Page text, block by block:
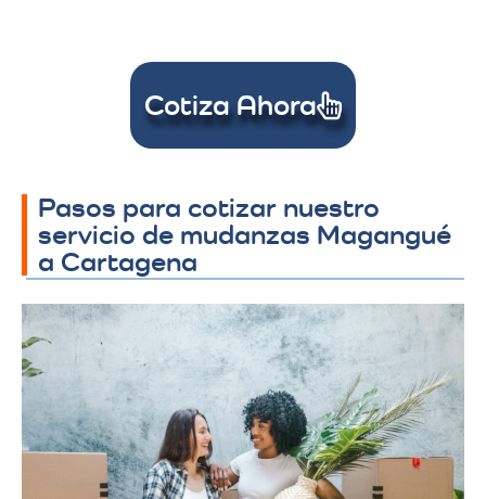
Cotiza Ahora
Pasos para cotizar nuestro
servicio de mudanzas Magangué
a Cartagena